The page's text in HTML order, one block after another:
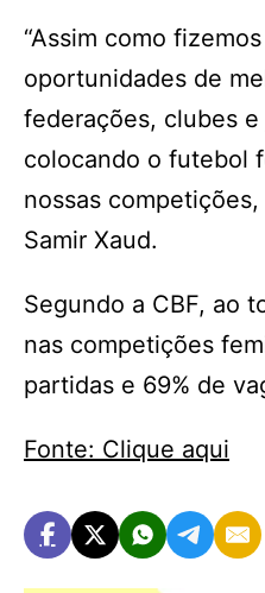
“Assim como
oportunidades de
federações, clubes
colocando o futebol
nossas
Samir Xaud.
Segundo a CBF, ao
nas competições
partidas e 69% de
Fonte: Clique aqui